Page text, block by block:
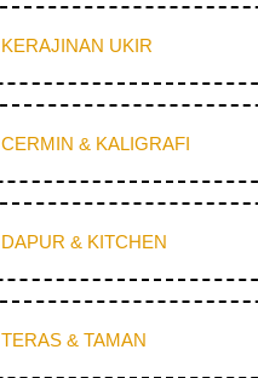
KERAJINAN UKIR
CERMIN & KALIGRAFI
DAPUR & KITCHEN
TERAS & TAMAN